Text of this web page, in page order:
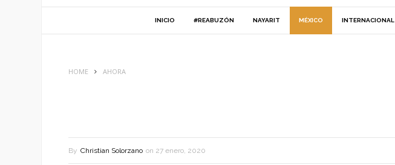
INICIO #REABUZÓN NAYARIT MÉXICO INTERNACIONAL
HOME AHORA
By Christian Solorzano on 27 enero, 2020